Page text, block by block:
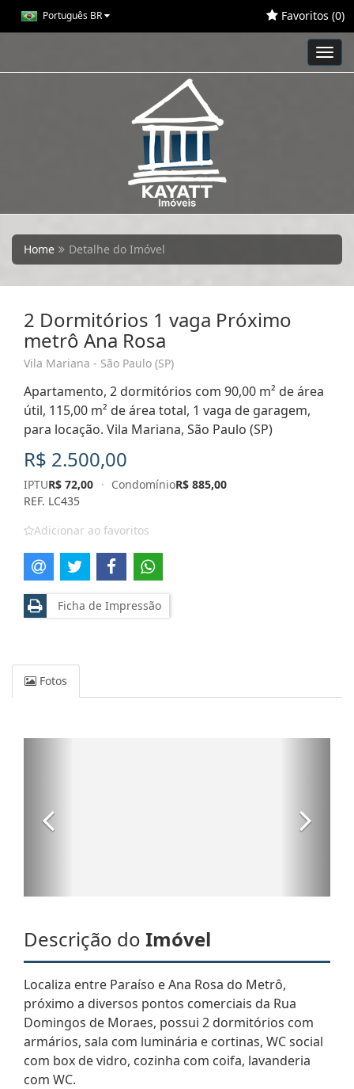
Português BR Favoritos (0)
Home Detalhe do Imóvel
2 Dormitórios 1 vaga Próximo
metrô Ana Rosa
Vila Mariana - São Paulo (SP)
Apartamento, 2 dormitórios com 90,00 m² de área
útil, 115,00 m² de área total, 1 vaga de garagem,
para locação. Vila Mariana, São Paulo (SP)
R$ 2.500,00
IPTUR$ 72,00 · CondomínioR$ 885,00
REF. LC435
Adicionar ao favoritos
Ficha de Impressão
Fotos
Descrição do Imóvel
Localiza entre Paraíso e Ana Rosa do Metrô,
próximo a diversos pontos comerciais da Rua
Domingos de Moraes, possui 2 dormitórios com
armários, sala com luminária e cortinas, WC social
com box de vidro, cozinha com coifa, lavanderia
com WC.